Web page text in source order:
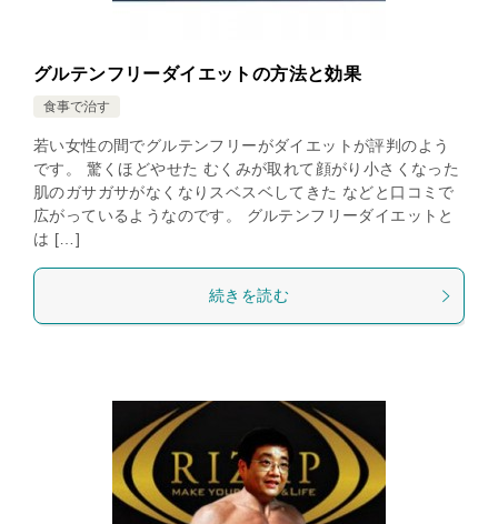
グルテンフリーダイエットの方法と効果
食事で治す
若い女性の間でグルテンフリーがダイエットが評判のよう
です。 驚くほどやせた むくみが取れて顔がり小さくなった
肌のガサガサがなくなりスベスベしてきた などと口コミで
広がっているようなのです。 グルテンフリーダイエットと
は […]
続きを読む